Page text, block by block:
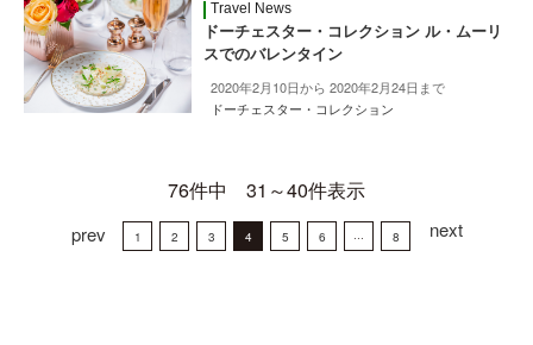
Travel News
ドーチェスター・コレクション ル・ムーリ
スでのバレンタイン
2020年2月10日から 2020年2月24日まで
ドーチェスター・コレクション
76件中 31～40件表示
prev 1 2 3 4 5 6 ··· 8 next